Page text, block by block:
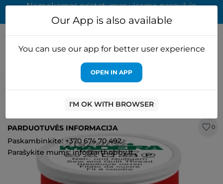
Nemokamas pristatymas visame pasaulyje
užsakymams virš 65 EUR
Pagrindinis Embroidery floss & beads SMA
AEROFIL N35
siuvimo siūlas M9135/8380
0
Our App is also available
You can use our app for better user experience
OPEN IN APP
I'M OK WITH BROWSER
PARDUOTUVĖS INFORMACIJA
Paskambinkite: +370 674 70 492
Parašykite mums: info@arthobby.lt